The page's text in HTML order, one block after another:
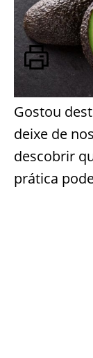
Gostou
deixe de
descobrir
prática